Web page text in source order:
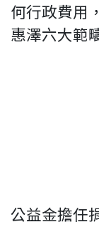
何行政費用
惠澤六大範
公益金擔任